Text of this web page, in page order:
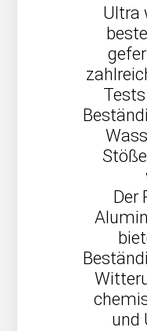
Ultra
Der
und